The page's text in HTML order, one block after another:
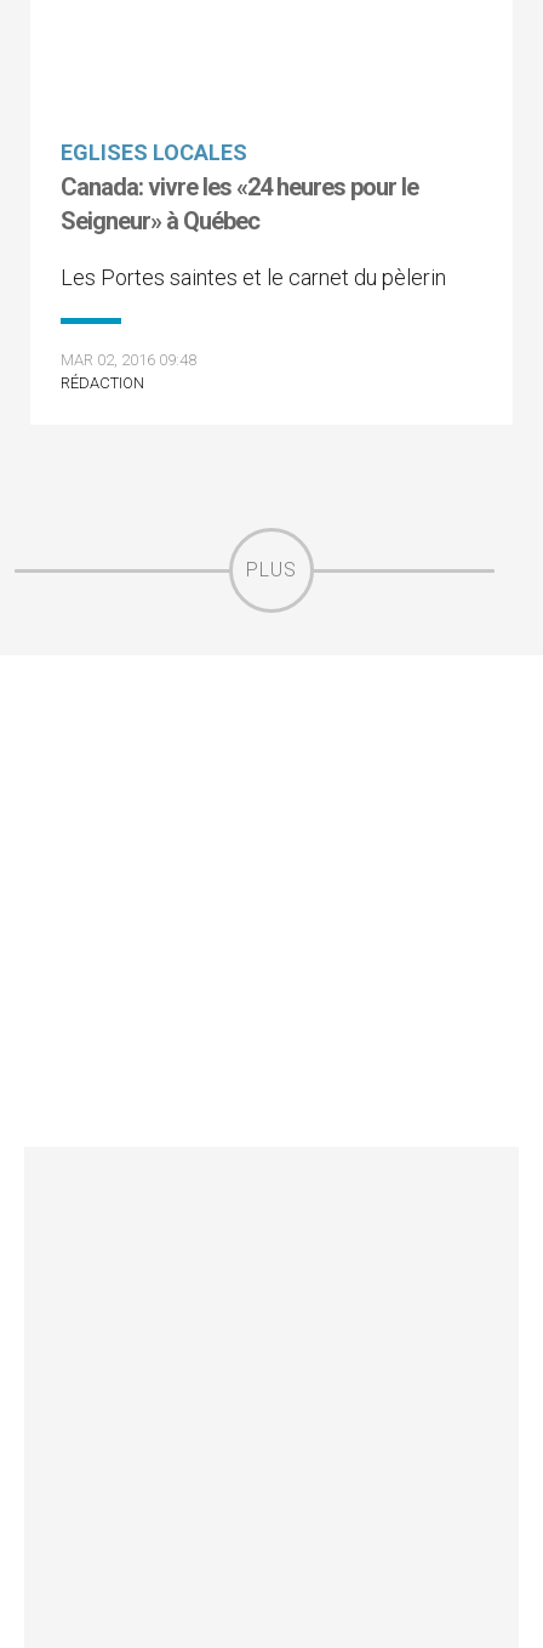
EGLISES LOCALES
Canada: vivre les «24 heures pour le
Seigneur» à Québec
Les Portes saintes et le carnet du pèlerin
MAR 02, 2016 09:48
RÉDACTION
PLUS